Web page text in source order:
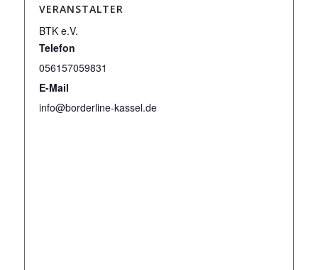
VERANSTALTER
BTK e.V.
Telefon
056157059831
E-Mail
info@borderline-kassel.de